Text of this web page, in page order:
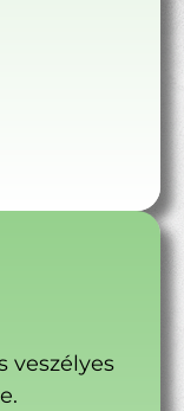
veszélyes